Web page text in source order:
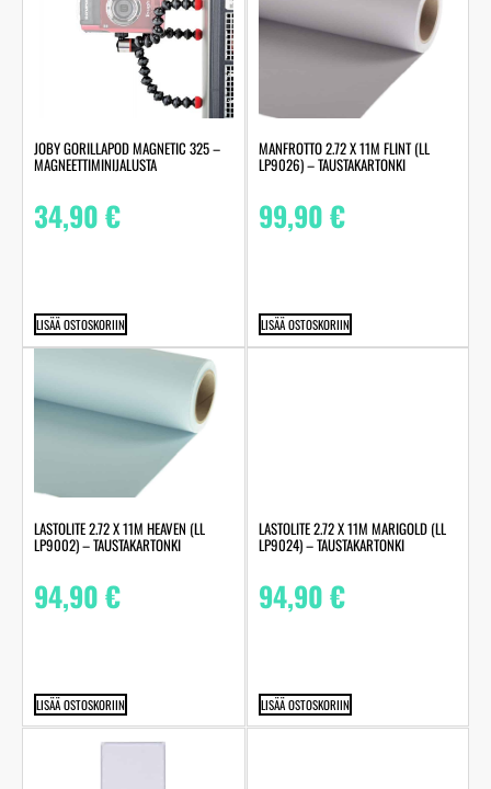
JOBY GORILLAPOD MAGNETIC 325 –
MAGNEETTIMINIJALUSTA
34,90€
LISÄÄ OSTOSKORIIN
MANFROTTO 2.72 X 11M FLINT (LL
LP9026) – TAUSTAKARTONKI
99,90€
LISÄÄ OSTOSKORIIN
LASTOLITE 2.72 X 11M HEAVEN (LL
LP9002) – TAUSTAKARTONKI
94,90€
LISÄÄ OSTOSKORIIN
LASTOLITE 2.72 X 11M MARIGOLD (LL
LP9024) – TAUSTAKARTONKI
94,90€
LISÄÄ OSTOSKORIIN